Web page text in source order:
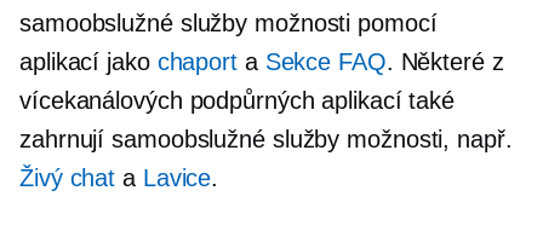
samoobslužné služby možnosti pomocí
aplikací jako chaporta Sekce FAQ. Některé z
vícekanálových podpůrných aplikací také
zahrnujísamoobslužné služby možnosti, např.
Živý chat a Lavice.